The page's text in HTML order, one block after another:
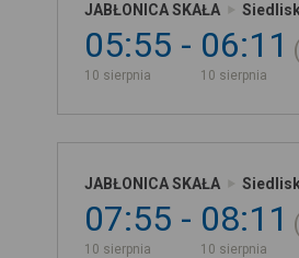
JABŁONICA SKAŁA
05:55
10 sierpnia
06:11
10 sierpnia
JABŁONICA SKAŁA
07:55
10 sierpnia
08:11
10 sierpnia